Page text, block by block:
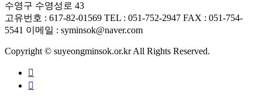
수영구 수영성로 43
고유번호 : 617-82-01569 TEL : 051-752-2947 FAX : 051-754-
5541 이메일 : syminsok@naver.com
Copyright © suyeongminsok.or.kr All Rights Reserved.